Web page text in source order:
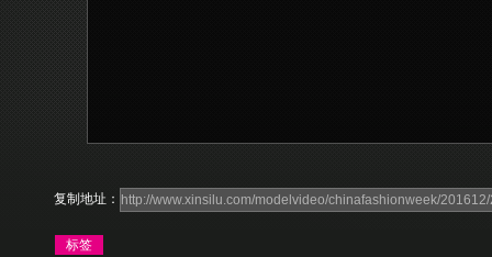
复制地址：
标签